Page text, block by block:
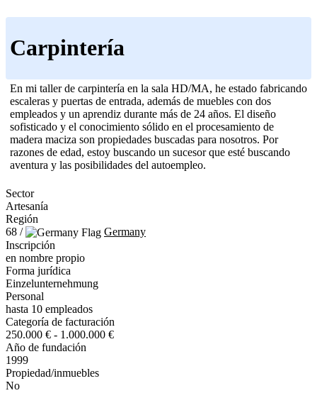
Carpintería
En mi taller de carpintería en la sala HD/MA, he estado fabricando
escaleras y puertas de entrada, además de muebles con dos
empleados y un aprendiz durante más de 24 años. El diseño
sofisticado y el conocimiento sólido en el procesamiento de
madera maciza son propiedades buscadas para nosotros. Por
razones de edad, estoy buscando un sucesor que esté buscando
aventura y las posibilidades del autoempleo.
Sector
Artesanía
Región
68 /
Germany
Inscripción
en nombre propio
Forma jurídica
Einzelunternehmung
Personal
hasta 10 empleados
Categoría de facturación
250.000 € - 1.000.000 €
Año de fundación
1999
Propiedad/inmuebles
No